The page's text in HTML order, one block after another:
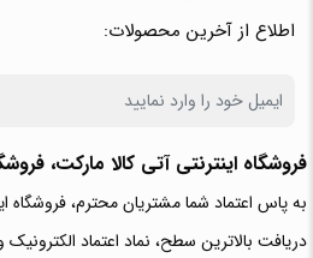
اطلاع از آخرین محصولات:
فروشگاه اینترنتی آتی‌ کالا مارکت،
به پاس اعتماد شما مشتریان محترم، فروشگاه
دریافت بالاترین سطح، نماد اعتماد